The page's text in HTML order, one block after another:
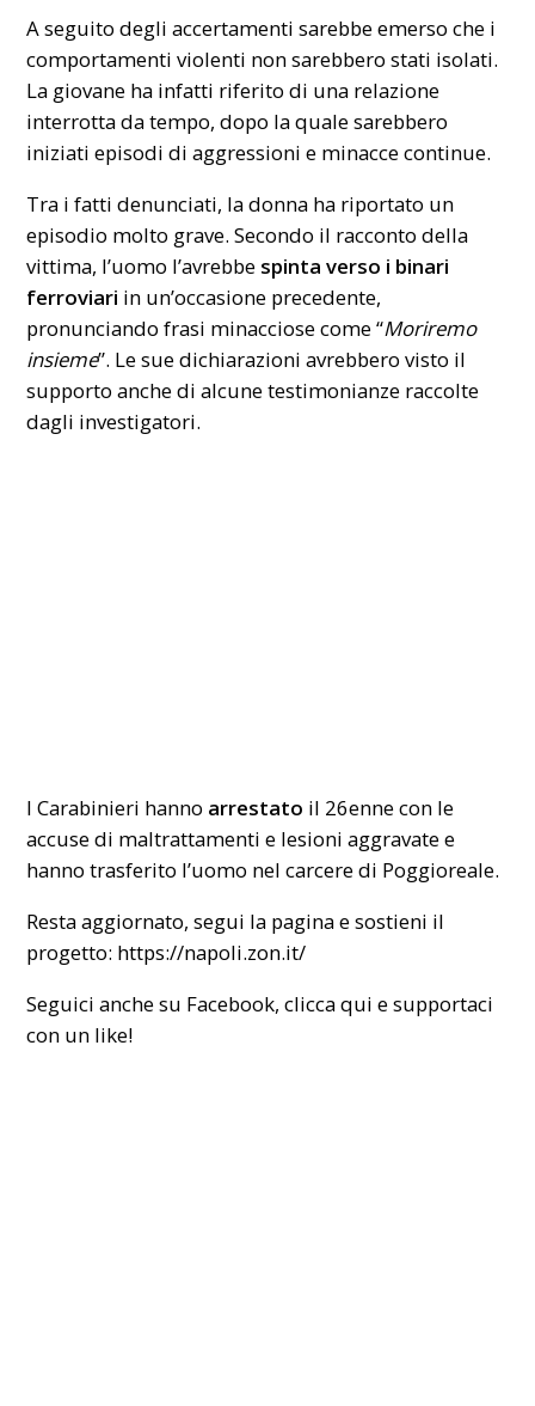
A seguito degli accertamenti sarebbe emerso che i
comportamenti violenti non sarebbero stati isolati.
La giovane ha infatti riferito di una relazione
interrotta da tempo, dopo la quale sarebbero
iniziati episodi di aggressioni e minacce continue.
Tra i fatti denunciati, la donna ha riportato un
episodio molto grave. Secondo il racconto della
vittima, l’uomo l’avrebbe spinta verso i binari
ferroviari in un’occasione precedente,
pronunciando frasi minacciose come “Moriremo
insieme”. Le sue dichiarazioni avrebbero visto il
supporto anche di alcune testimonianze raccolte
dagli investigatori.
I Carabinieri hanno arrestato il 26enne con le
accuse di maltrattamenti e lesioni aggravate e
hanno trasferito l’uomo nel carcere di Poggioreale.
Resta aggiornato, segui la pagina e sostieni il
progetto: https://napoli.zon.it/
Seguici anche su Facebook,clicca qui e supportaci
con un like!